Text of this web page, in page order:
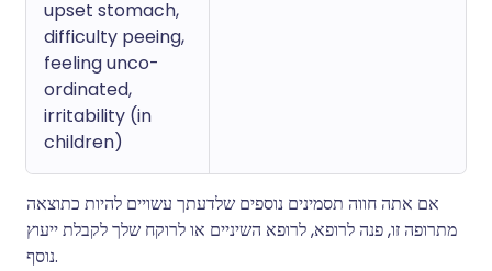
upset stomach,
difficulty peeing,
feeling unco-
ordinated,
irritability (in
children)
אם אתה חווה תסמינים נוספים שלדעתך עשויים להיות כתוצאה
מתרופה זו, פנה לרופא, לרופא השיניים או לרוקח שלך לקבלת ייעוץ
נוסף.